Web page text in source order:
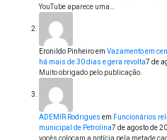
YouTube aparece uma…
Eronildo Pinheiroem Vazamento em
há mais de 30 dias e gera revolta7 de
Muito obrigado pelo publicação.
ADEMIR Rodrigues em Funcionários
municipal de Petrolina7 de agosto de
vocês colocam a notícia pela metade